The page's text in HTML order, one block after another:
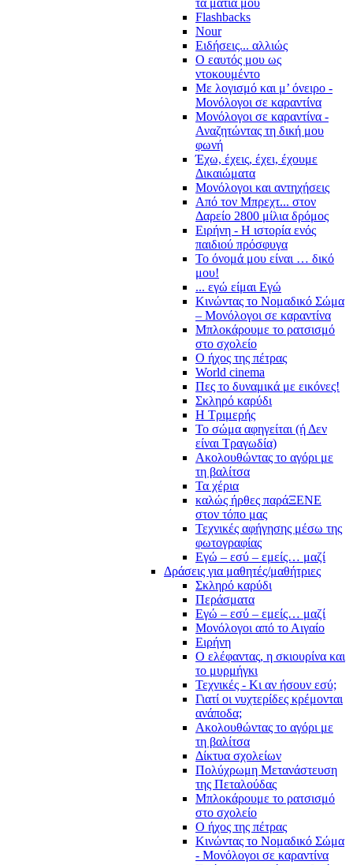
τα μάτια μου
Flashbacks
Nour
Ειδήσεις... αλλιώς
Ο εαυτός μου ως
ντοκουμέντο
Με λογισμό και μ’ όνειρο -
Μονόλογοι σε καραντίνα
Μονόλογοι σε καραντίνα -
Αναζητώντας τη δική μου
φωνή
Έχω, έχεις, έχει, έχουμε
Δικαιώματα
Μονόλογοι και αντηχήσεις
Από τον Μπρεχτ... στον
Δαρείο 2800 μίλια δρόμος
Ειρήνη - Η ιστορία ενός
παιδιού πρόσφυγα
Το όνομά μου είναι … δικό
μου!
... εγώ είμαι Εγώ
Κινώντας το Νομαδικό Σώμα
– Μονόλογοι σε καραντίνα
Μπλοκάρουμε το ρατσισμό
στο σχολείο
Ο ήχος της πέτρας
World cinema
Πες το δυναμικά με εικόνες!
Σκληρό καρύδι
Η Τριμερής
Το σώμα αφηγείται (ή Δεν
είναι Τραγωδία)
Ακολουθώντας το αγόρι με
τη βαλίτσα
Τα χέρια
καλώς ήρθες παράΞΕΝΕ
στον τόπο μας
Τεχνικές αφήγησης μέσω της
φωτογραφίας
Εγώ – εσύ – εμείς… μαζί
Δράσεις για μαθητές/μαθήτριες
Σκληρό καρύδι
Περάσματα
Εγώ – εσύ – εμείς… μαζί
Μονόλογοι από το Αιγαίο
Ειρήνη
Ο ελέφαντας, η σκιουρίνα και
το μυρμήγκι
Τεχνικές - Κι αν ήσουν εσύ;
Γιατί οι νυχτερίδες κρέμονται
ανάποδα;
Ακολουθώντας το αγόρι με
τη βαλίτσα
Δίκτυα σχολείων
Πολύχρωμη Μετανάστευση
της Πεταλούδας
Μπλοκάρουμε το ρατσισμό
στο σχολείο
Ο ήχος της πέτρας
Κινώντας το Νομαδικό Σώμα
- Μονόλογοι σε καραντίνα